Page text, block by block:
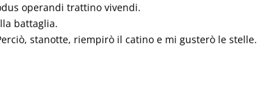
operandi trattino vivendi.
battaglia.
stanotte, riempirò il catino e mi gusterò le stelle.